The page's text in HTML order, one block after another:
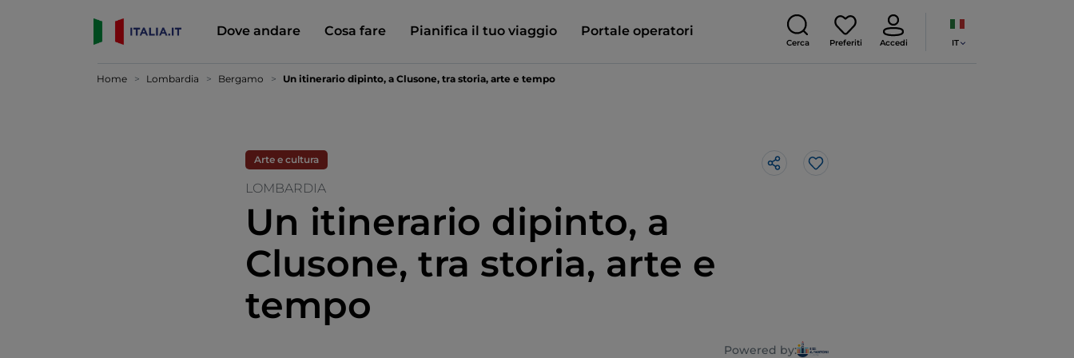
Dove andare Cosa fare Pianifica il tuo viaggio Portale operatori
Cerca Preferiti Accedi IT
Home Lombardia Bergamo Un itinerario dipinto, a Clusone, tra storia, arte e tempo
Arte e cultura
LOMBARDIA
Un itinerario dipinto, a
Clusone, tra storia, arte e
tempo
Powered by:
Like